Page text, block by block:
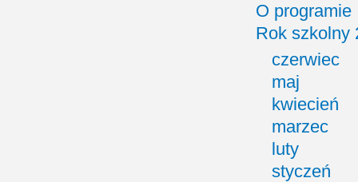
O programie
Rok szkolny
czerwiec
maj
kwiecień
marzec
luty
styczeń